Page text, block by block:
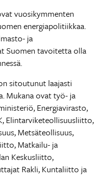
vuosikymmenten
energiapolitiikkaa.
ja
Suomen tavoitetta olla
sitoutunut laajasti
Mukana ovat työ- ja
Energiavirasto,
Elintarviketeollisuusliitto,
Metsäteollisuus,
Matkailu- ja
Keskusliitto,
Rakli, Kuntaliitto ja